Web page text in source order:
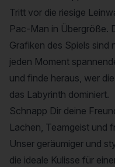
Tritt vor die riesige
Pac-Man in Übergröße.
Grafiken des Spiels sind
jeden Moment
und finde heraus, wer
das Labyrinth dominiert.
Schnapp Dir deine
Lachen, Teamgeist und
Unser geräumiger und
die ideale Kulisse für